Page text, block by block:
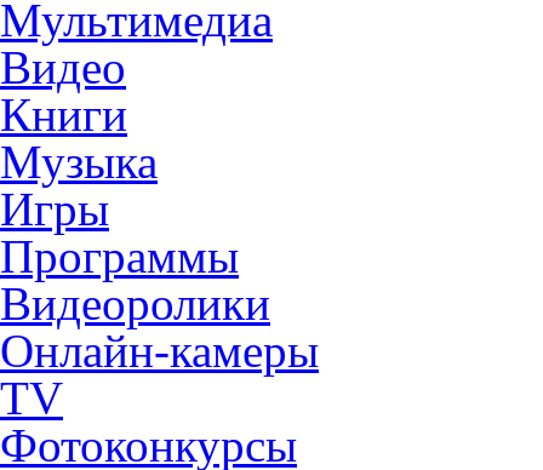
Мультимедиа
Видео
Книги
Музыка
Игры
Программы
Видеоролики
Онлайн-камеры
TV
Фотоконкурсы